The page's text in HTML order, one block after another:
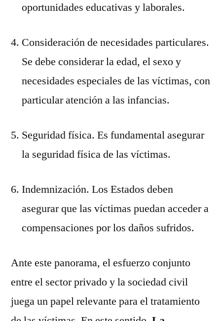
oportunidades educativas y laborales.
Consideración de necesidades particulares.
Se debe considerar la edad, el sexo y
necesidades especiales de las víctimas, con
particular atención a las infancias.
Seguridad física. Es fundamental asegurar
la seguridad física de las víctimas.
Indemnización. Los Estados deben
asegurar que las víctimas puedan acceder a
compensaciones por los daños sufridos.
Ante este panorama, el esfuerzo conjunto
entre el sector privado y la sociedad civil
juega un papel relevante para el tratamiento